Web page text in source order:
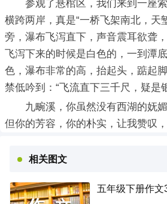
参观了悬棺区，我们来到一座索
横跨两岸，真是“一桥飞架南北，天
旁，瀑布飞泻直下，声音震耳欲聋
飞泻下来的时候是白色的，一到潭
色，瀑布非常的高，抬起头，踮起
禁低吟到：“飞流直下三千尺，疑是
九畹溪，你虽然没有西湖的妩媚
但你的芳容，你的朴实，让我赞叹
相关图文
五年级下册作文